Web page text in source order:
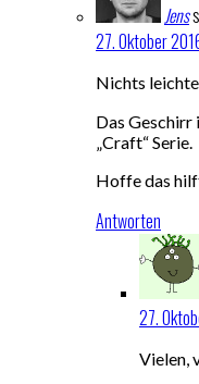
Jens
27. Oktober
Nichts
Das Geschirr
„Craft“ Serie.
Hoffe das
Antworten
27.
Vielen,